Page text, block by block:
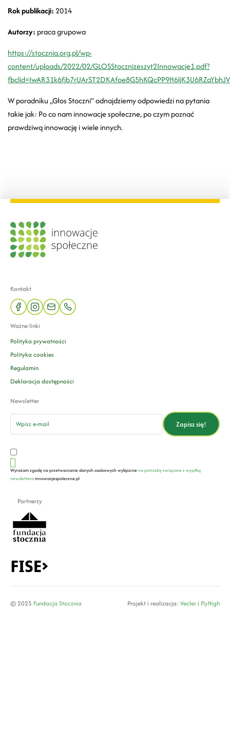
Rok publikacji: 2014
Autorzy: praca grupowa
https://stocznia.org.pl/wp-
content/uploads/2022/02/GLOSStocznizeszyt2Innowacje1.pdf?
W poradniku ,,Głos Stoczni” odnajdziemy odpowiedzi na pytania
takie jak: Po co nam innowacje społeczne, po czym poznać
prawdziwą innowację i wiele innych.
Kontakt
facebookinstagram
mail phone
Ważne linki
Polityka prywatności
Polityka cookies
Regulamin
Deklaracja dostępności
Newsletter
email
Zapisz się!
Wyrażam zgodę na przetwarzanie danych osobowych wyłączniena potrzeby związane z wysyłką
newsletterainnowacjespoleczne.pl
Partnerzy
© 2025 Fundacja Stocznia Projekt i realizacja: Vecler i FlyHigh